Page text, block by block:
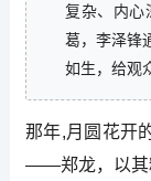
复杂、内心
葛，李泽锋
如生，给观
那年,月圆花开
——郑龙，以其